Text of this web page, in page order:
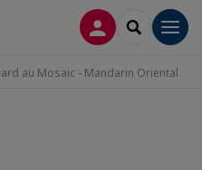
CONNEXION
au Mosaic - Mandarin Oriental